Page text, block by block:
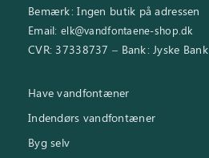
Bemærk: Ingen butik på adressen
Email: elk@vandfontaene-shop.dk
CVR: 37338737 – Bank: Jyske Bank
Have vandfontæner
Indendørs vandfontæner
Byg selv